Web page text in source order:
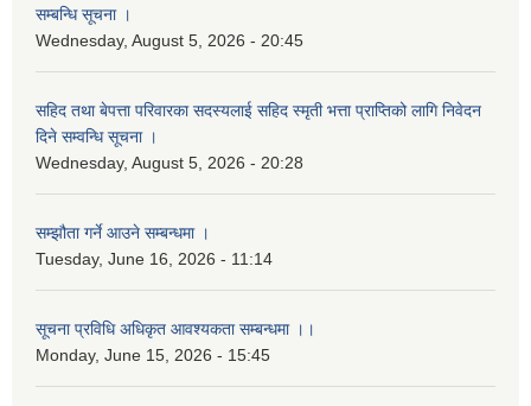
सम्बन्धि सूचना ।
Wednesday, August 5, 2026 - 20:45
सहिद तथा बेपत्ता परिवारका सदस्यलाई सहिद स्मृती भत्ता प्राप्तिको लागि निवेदन
दिने सम्वन्धि सूचना ।
Wednesday, August 5, 2026 - 20:28
सम्झौता गर्ने आउने सम्बन्धमा ।
Tuesday, June 16, 2026 - 11:14
सूचना प्रविधि अधिकृत आवश्यकता सम्बन्धमा ।।
Monday, June 15, 2026 - 15:45